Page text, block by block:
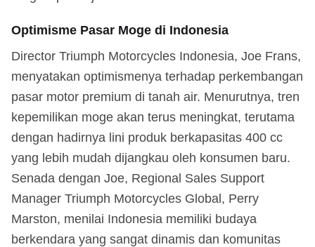
Optimisme Pasar Moge di Indonesia
Director Triumph Motorcycles Indonesia, Joe Frans,
menyatakan optimismenya terhadap perkembangan
pasar motor premium di tanah air. Menurutnya, tren
kepemilikan moge akan terus meningkat, terutama
dengan hadirnya lini produk berkapasitas 400 cc
yang lebih mudah dijangkau oleh konsumen baru.
Senada dengan Joe, Regional Sales Support
Manager Triumph Motorcycles Global, Perry
Marston, menilai Indonesia memiliki budaya
berkendara yang sangat dinamis dan komunitas